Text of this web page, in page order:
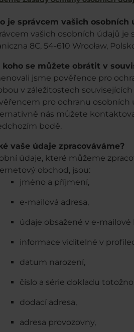
je správcem vašich osobních
vašich osobních údajů je
8C, 54-610 Wrocław,
koho se můžete obrátit v
jsme pověřence pro
v záležitostech
pro ochranu osobních
nás můžete
bodě.
vaše údaje zpracováváme?
údaje, které můžeme
obchod, jsou:
jméno a příjmení,
e-mailová adresa,
údaje obsažené v e-
informace viditelné v
datum narození,
číslo a série dokladu
dodací adresa,
adresa provozovny,